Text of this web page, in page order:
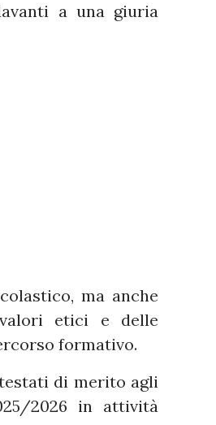
a una giuria
ma anche
etici e delle
formativo.
di merito agli
2026 in attività